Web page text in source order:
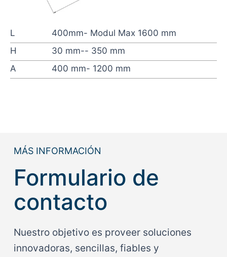
L
400mm- Modul Max 1600 mm
H
30 mm-- 350 mm
A
400 mm- 1200 mm
MÁS INFORMACIÓN
Formulario de
contacto
Nuestro objetivo es proveer soluciones
innovadoras, sencillas, fiables y